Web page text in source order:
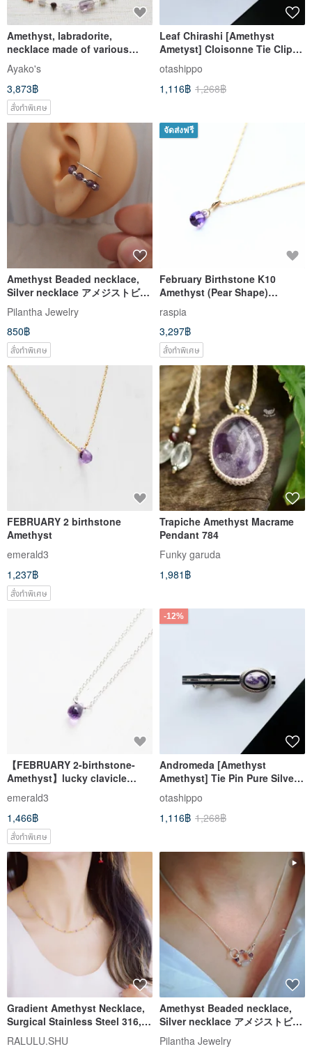
Amethyst, labradorite,
necklace made of various
Stone 14kgf
Ayako's
3,873฿
สั่งทำพิเศษ
Leaf Chirashi [Amethyst
Ametyst] Cloisonne Tie Clip
Pure Silver Leaf Leaf
Cloisonne
otashippo
1,116฿ 1,268฿
Amethyst Beaded necklace,
Silver necklace アメジストビー
ズネックレス、シルバーネック
レス
Pilantha Jewelry
850฿
สั่งทำพิเศษ
จัดส่งฟรี
February Birthstone K10
Amethyst (Pear Shape)
~BOURGEON~ (You can
purchase a chain set)
raspia
3,297฿
สั่งทำพิเศษ
FEBRUARY 2 birthstone
Amethyst
emerald3
1,237฿
สั่งทำพิเศษ
Trapiche Amethyst Macrame
Pendant 784
Funky garuda
1,981฿
【FEBRUARY 2-birthstone-
Amethyst】lucky clavicle
silver necklace (adjustable)
emerald3
1,466฿
สั่งทำพิเศษ
-12%
Andromeda [Amethyst
Amethyst] Tie Pin Pure Silver
Foil Flyer Cloisonne
otashippo
1,116฿ 1,268฿
Gradient Amethyst Necklace,
Surgical Stainless Steel 316,
Ideal for Layering, February
RALULU.SHU
Amethyst Beaded necklace,
Silver necklace アメジストビー
ズネックレス、シルバーネック
Pilantha Jewelry